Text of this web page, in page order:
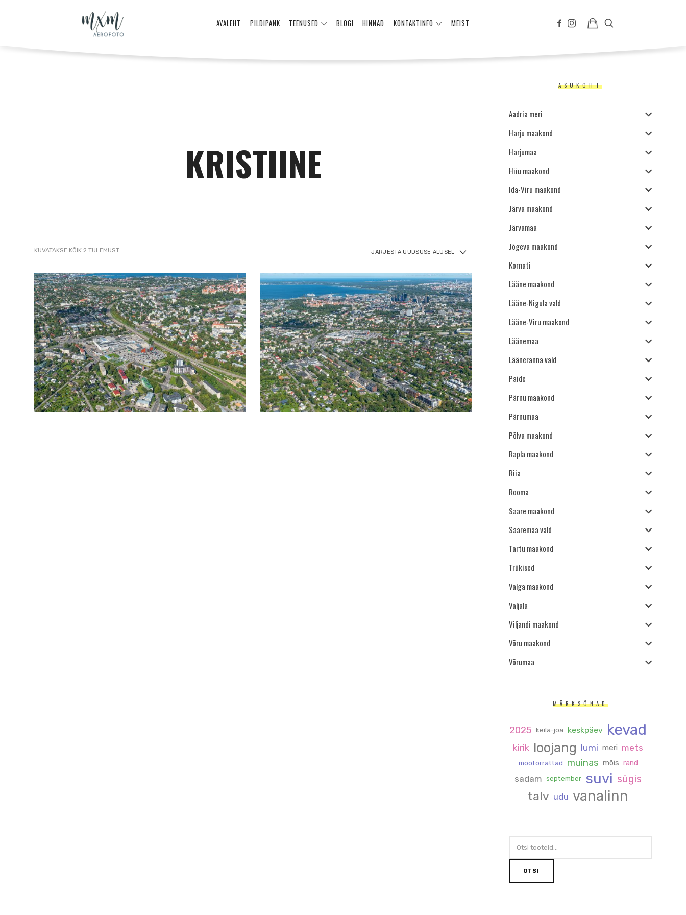
Aero
droonifotod
2007
droonilt,
lennukilt,
helikopterilt.
AVALEHT PILDIPANK TEENUSED BLOGI HINNAD KONTAKTINFO MEIST
KRISTIINE
KUVATAKSE KÕIK 2 TULEMUSTSORTED
LATEST
ASUKOHT
Aadria meri
Harju maakond
Harjumaa
Hiiu maakond
Ida-Viru maakond
Järva maakond
Järvamaa
Jõgeva maakond
Kornati
Lääne maakond
Lääne-Nigula vald
Lääne-Viru maakond
Läänemaa
Lääneranna vald
Paide
Pärnu maakond
Pärnumaa
Põlva maakond
Rapla maakond
Riia
Rooma
Saare maakond
Saaremaa vald
Tartu maakond
Trükised
Valga maakond
Valjala
Viljandi maakond
Võru maakond
Võrumaa
MÄRKSÕNAD
2025 keila-joa keskpäev kevad
kirik loojang lumi meri mets
mootorrattad muinas mõis rand
sadam september suvi sügis
talv udu vanalinn
OTSI